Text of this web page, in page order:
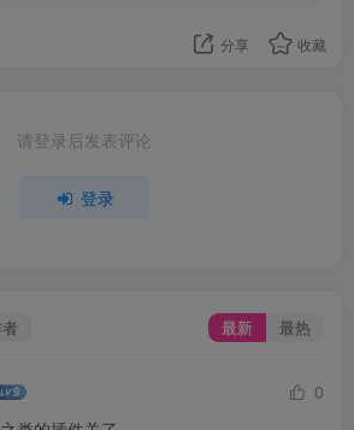
分享 收藏
请登录后发表评论
登录
最新 最热
0